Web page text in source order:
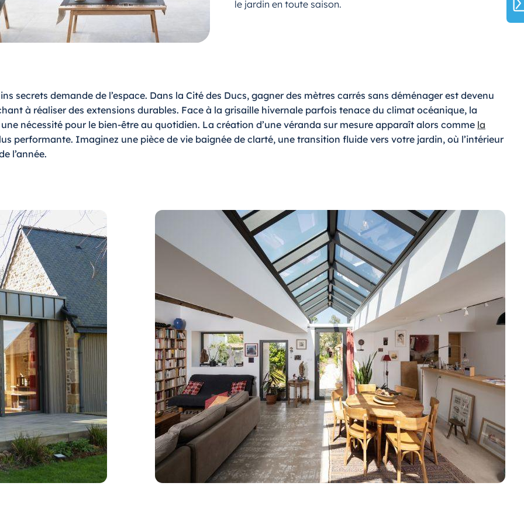
le jardin en toute saison.
secrets demande de l’espace. Dans la Cité des Ducs, gagner des mètres carrés sans déménager est devenu
à réaliser des extensions durables. Face à la grisaille hivernale parfois tenace du climat océanique, la
nécessité pour le bien-être au quotidien. La création d’une véranda sur mesure apparaît alors comme la
performante. Imaginez une pièce de vie baignée de clarté, une transition fluide vers votre jardin, où l’intérieur
l’année.